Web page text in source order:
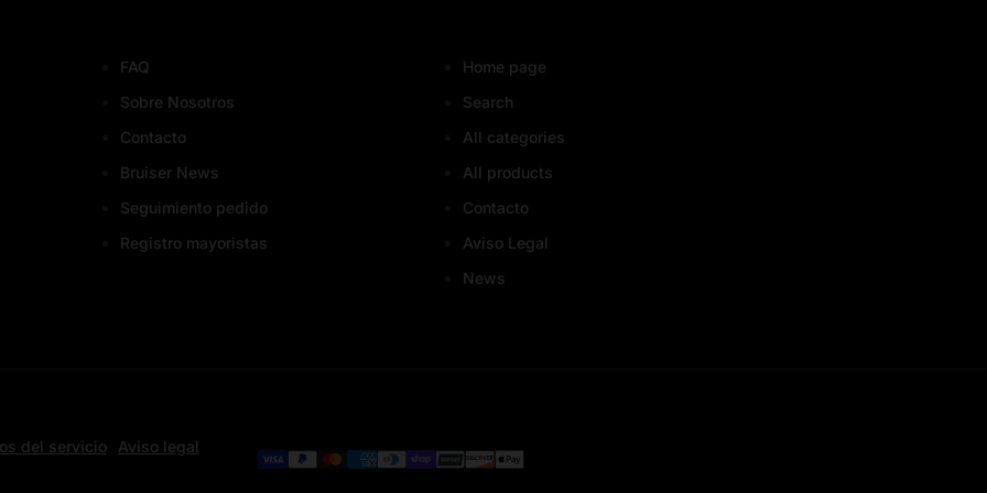
FAQ
Sobre Nosotros
Contacto
Bruiser News
Seguimiento pedido
Registro mayoristas
Home page
Search
All categories
All products
Contacto
Aviso Legal
News
del servicio Aviso legal